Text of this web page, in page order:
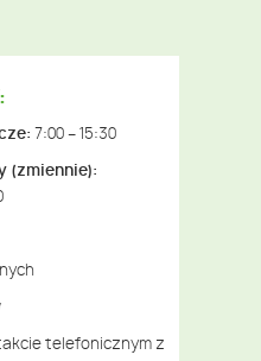
7:00 – 15:30
(zmiennie):
telefonicznym z